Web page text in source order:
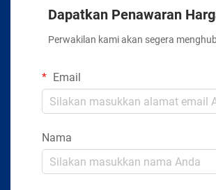
Dapatkan Penawaran
Perwakilan kami akan segera
Email
Nama